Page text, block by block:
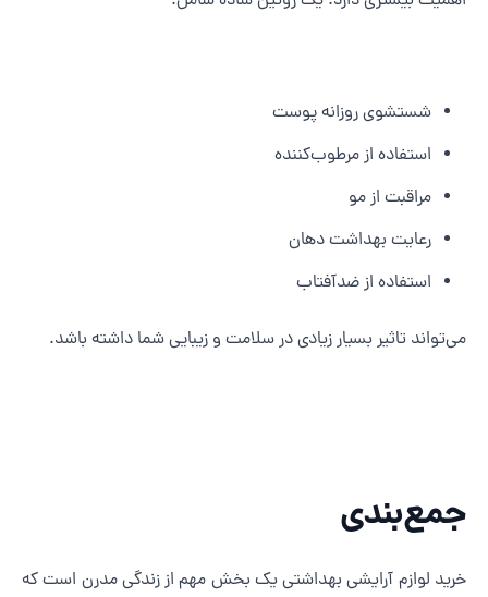
شستشوی روزانه پوست
استفاده از مرطوب‌کننده
مراقبت از مو
رعایت بهداشت دهان
استفاده از ضدآفتاب
تاثیر بسیار زیادی در سلامت و زیبایی شما داشته باشد.
لوازم آرایشی بهداشتی یک بخش مهم از زندگی مدرن است که